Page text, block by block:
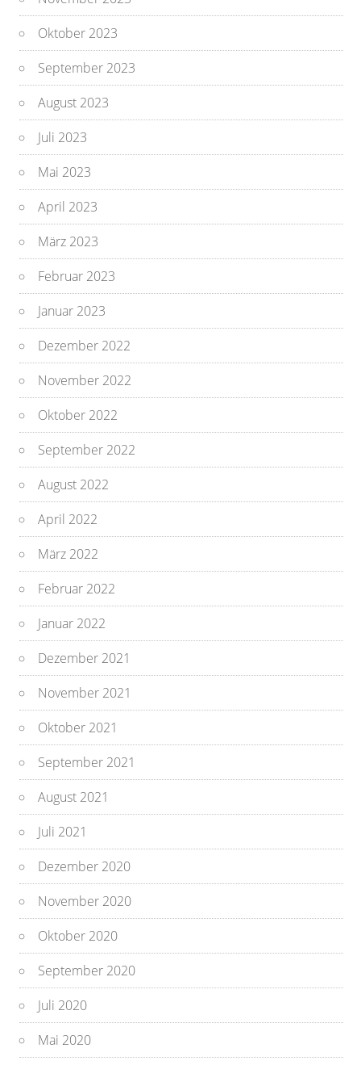
Oktober 2023
September 2023
August 2023
Juli 2023
Mai 2023
April 2023
März 2023
Februar 2023
Januar 2023
Dezember 2022
November 2022
Oktober 2022
September 2022
August 2022
April 2022
März 2022
Februar 2022
Januar 2022
Dezember 2021
November 2021
Oktober 2021
September 2021
August 2021
Juli 2021
Dezember 2020
November 2020
Oktober 2020
September 2020
Juli 2020
Mai 2020